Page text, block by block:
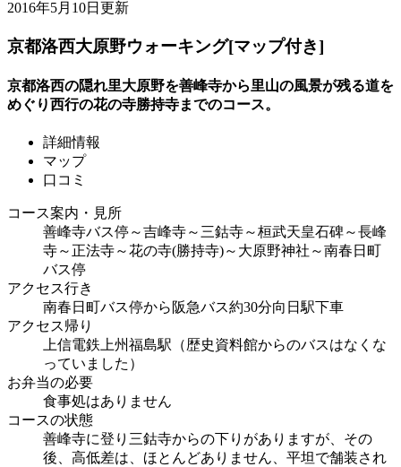
2016年5月10日更新
京都洛西大原野ウォーキング[マップ付き]
京都洛西の隠れ里大原野を善峰寺から里山の風景が残る道を
めぐり西行の花の寺勝持寺までのコース。
詳細情報
マップ
口コミ
コース案内・見所
善峰寺バス停～吉峰寺～三鈷寺～桓武天皇石碑～長峰
寺～正法寺～花の寺(勝持寺)～大原野神社～南春日町
バス停
アクセス行き
南春日町バス停から阪急バス約30分向日駅下車
アクセス帰り
上信電鉄上州福島駅（歴史資料館からのバスはなくな
っていました）
お弁当の必要
食事処はありません
コースの状態
善峰寺に登り三鈷寺からの下りがありますが、その
後、高低差は、ほとんどありません、平坦で舗装され